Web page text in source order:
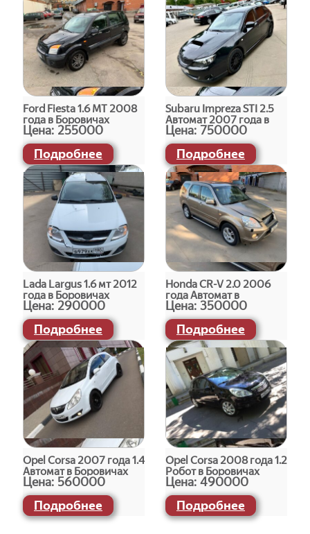
Ford Fiesta 1.6 МТ 2008
года в Боровичах
Цена: 255000
Подробнее
Subaru Impreza STI 2.5
Автомат 2007 года в
Боровичах
Цена: 750000
Подробнее
Lada Largus 1.6 мт 2012
года в Боровичах
Цена: 290000
Подробнее
Honda СR-V 2.0 2006
года Автомат в
Боровичах
Цена: 350000
Подробнее
Opel Corsa 2007 года 1.4
Автомат в Боровичах
Цена: 560000
Подробнее
Opel Corsa 2008 года 1.2
Робот в Боровичах
Цена: 490000
Подробнее